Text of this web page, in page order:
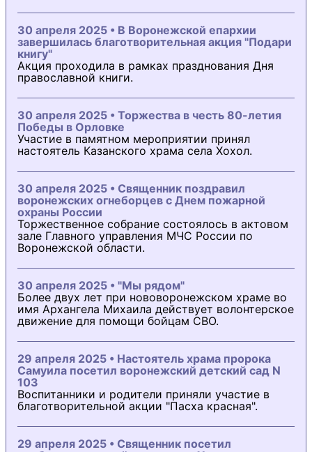
30 апреля 2025 • В Воронежской епархии
завершилась благотворительная акция "Подари
книгу"
Акция проходила в рамках празднования Дня
православной книги.
30 апреля 2025 • Торжества в честь 80-летия
Победы в Орловке
Участие в памятном мероприятии принял
настоятель Казанского храма села Хохол.
30 апреля 2025 • Священник поздравил
воронежских огнеборцев с Днем пожарной
охраны России
Торжественное собрание состоялось в актовом
зале Главного управления МЧС России по
Воронежской области.
30 апреля 2025 • "Мы рядом"
Более двух лет при нововоронежском храме во
имя Архангела Михаила действует волонтерское
движение для помощи бойцам СВО.
29 апреля 2025 • Настоятель храма пророка
Самуила посетил воронежский детский сад N
103
Воспитанники и родители приняли участие в
благотворительной акции "Пасха красная".
29 апреля 2025 • Священник посетил